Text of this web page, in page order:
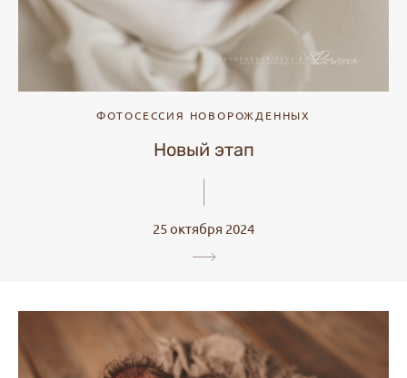
ФОТОСЕССИЯ НОВОРОЖДЕННЫХ
Новый этап
25 октября 2024